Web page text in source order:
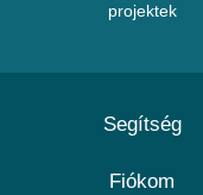
projektek
Segítség
Fiókom